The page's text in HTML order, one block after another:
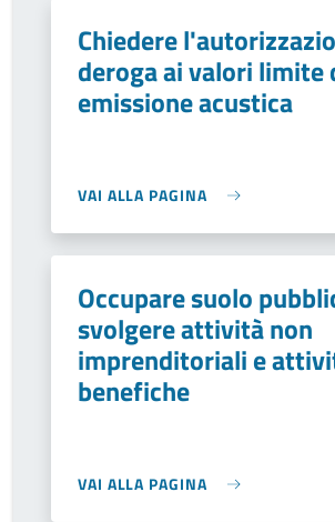
Chiedere
deroga ai valori limite
emissione acustica
VAI ALLA PAGINA
Occupare suolo
svolgere attività non
imprenditoriali e
benefiche
VAI ALLA PAGINA